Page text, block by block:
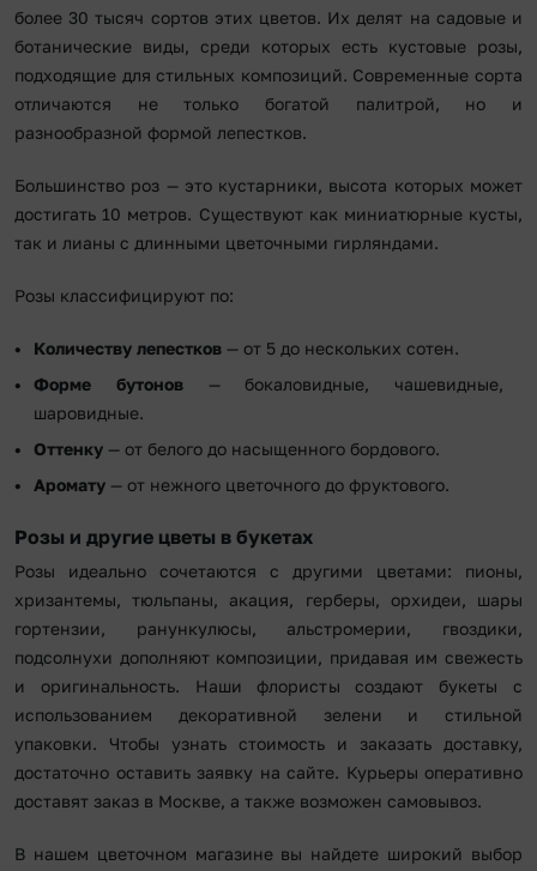
более 30 тысяч сортов этих цветов. Их делят на садовые и
ботанические виды, среди которых есть кустовые розы,
подходящие для стильных композиций. Современные сорта
отличаются не только богатой палитрой, но и
разнообразной формой лепестков.
Большинство роз — это кустарники, высота которых может
достигать 10 метров. Существуют как миниатюрные кусты,
так и лианы с длинными цветочными гирляндами.
Розы классифицируют по:
Количеству лепестков — от 5 до нескольких сотен.
Форме бутонов— бокаловидные, чашевидные,
шаровидные.
Оттенку — от белого до насыщенного бордового.
Аромату — от нежного цветочного до фруктового.
Розы и другие цветы в букетах
Розы идеально сочетаются с другими цветами: пионы,
хризантемы, тюльпаны, акация, герберы, орхидеи, шары
гортензии, ранункулюсы, альстромерии, гвоздики,
подсолнухи дополняют композиции, придавая им свежесть
и оригинальность. Наши флористы создают букеты с
использованием декоративной зелени и стильной
упаковки. Чтобы узнать стоимость и заказать доставку,
достаточно оставить заявку на сайте. Курьеры оперативно
доставят заказ в Москве, а также возможен самовывоз.
В нашем цветочном магазине вы найдете широкий выбор